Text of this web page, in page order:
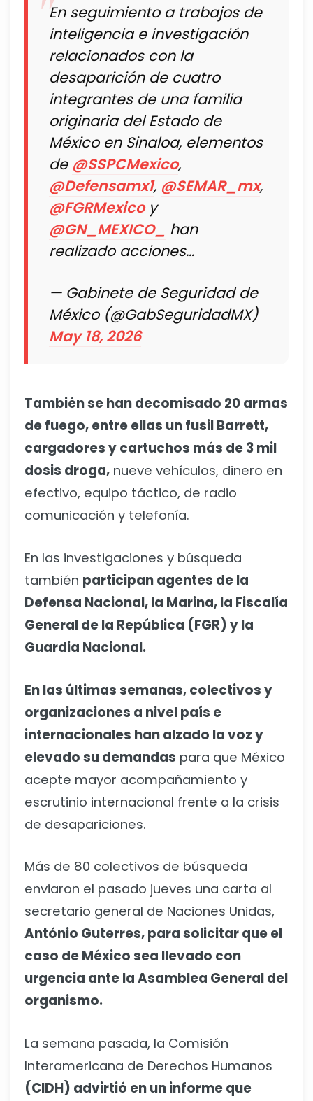
En seguimiento a trabajos de
inteligencia e investigación
relacionados con la
desaparición de cuatro
integrantes de una familia
originaria del Estado de
México en Sinaloa, elementos
de @SSPCMexico,
@Defensamx1, @SEMAR_mx,
@FGRMexicoy
@GN_MEXICO_ han
realizado acciones…
— Gabinete de Seguridad de
México (@GabSeguridadMX)
May 18, 2026
También se han decomisado 20 armas
de fuego, entre ellas un fusil Barrett,
cargadores y cartuchos más de 3 mil
dosis droga, nueve vehículos, dinero en
efectivo, equipo táctico, de radio
comunicación y telefonía.
En las investigaciones y búsqueda
también participan agentes de la
Defensa Nacional, la Marina, la Fiscalía
General de la República (FGR) y la
Guardia Nacional.
En las últimas semanas, colectivos y
organizaciones a nivel país e
internacionales han alzado la voz y
elevado su demandas para que México
acepte mayor acompañamiento y
escrutinio internacional frente a la crisis
de desapariciones.
Más de 80 colectivos de búsqueda
enviaron el pasado jueves una carta al
secretario general de Naciones Unidas,
António Guterres, para solicitar que el
caso de México sea llevado con
urgencia ante la Asamblea General del
organismo.
La semana pasada, la Comisión
Interamericana de Derechos Humanos
(CIDH) advirtió en un informe que